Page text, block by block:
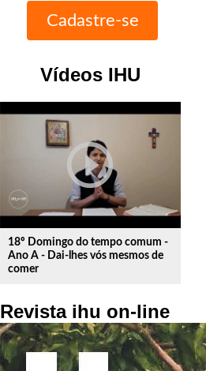
Vídeos IHU
play_circle_outline
18º Domingo do tempo comum -
Ano A - Dai-lhes vós mesmos de
comer
Revista ihu on-line